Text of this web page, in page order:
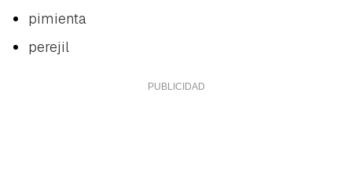
pimienta
perejil